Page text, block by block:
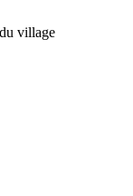
village